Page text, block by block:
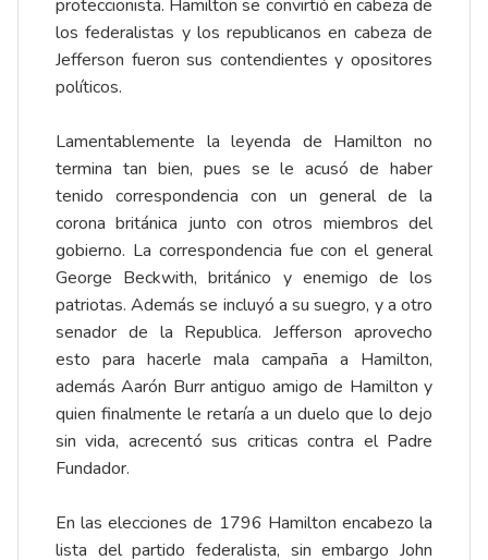
proteccionista. Hamilton se convirtió en cabeza de
los federalistas y los republicanos en cabeza de
Jefferson fueron sus contendientes y opositores
políticos.
Lamentablemente la leyenda de Hamilton no
termina tan bien, pues se le acusó de haber
tenido correspondencia con un general de la
corona británica junto con otros miembros del
gobierno. La correspondencia fue con el general
George Beckwith, británico y enemigo de los
patriotas. Además se incluyó a su suegro, y a otro
senador de la Republica. Jefferson aprovecho
esto para hacerle mala campaña a Hamilton,
además Aarón Burr antiguo amigo de Hamilton y
quien finalmente le retaría a un duelo que lo dejo
sin vida, acrecentó sus criticas contra el Padre
Fundador.
En las elecciones de 1796 Hamilton encabezo la
lista del partido federalista, sin embargo John